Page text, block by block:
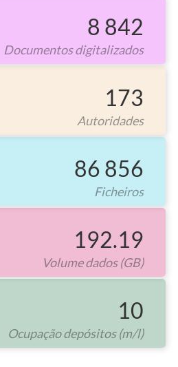
8 842
Documentos digitalizados
173
Autoridades
86 856
Ficheiros
192.19
Volume dados (GB)
10
Ocupação depósitos (m/l)